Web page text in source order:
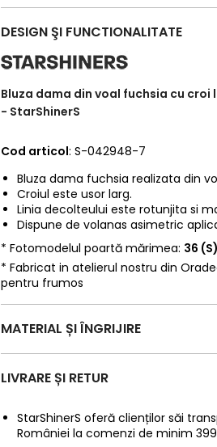
DESIGN ŞI FUNCTIONALITATE
Bluza dama din voal fuchsia cu
- StarShinerS
Cod articol: S-042948-7
Bluza dama fuchsia realizata din
Croiul este usor larg.
Linia decolteului este rotunjita si
Dispune de volanas asimetric
* Fotomodelul poartă mărimea: 36 (S)
* Fabricat in atelierul nostru din
pentru frumos
MATERIAL ȘI ÎNGRIJIRE
LIVRARE ȘI RETUR
StarShinerS oferă clienților săi
României la comenzi de minim 399